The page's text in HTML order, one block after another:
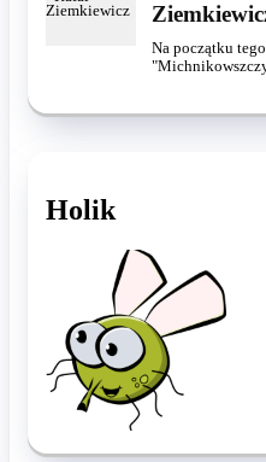
Na początku
Holik